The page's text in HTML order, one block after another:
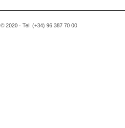
2020 · Tel. (+34) 96 387 70 00